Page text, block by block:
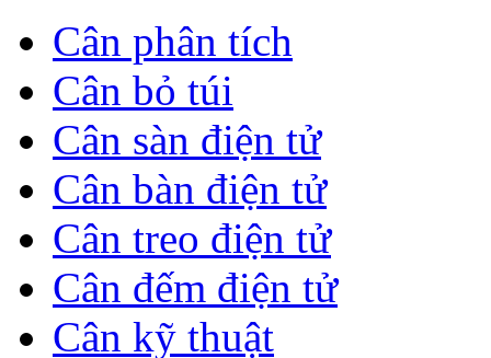
Cân phân tích
Cân bỏ túi
Cân sàn điện tử
Cân bàn điện tử
Cân treo điện tử
Cân đếm điện tử
Cân kỹ thuật